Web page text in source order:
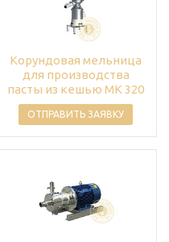
Корундовая мельница
для производства
пасты из кешью MK 320
ОТПРАВИТЬ ЗАЯВКУ